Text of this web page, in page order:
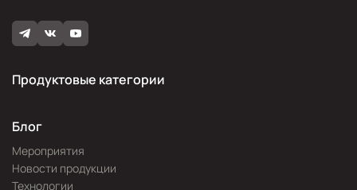
Продуктовые категории
Блог
Мероприятия
Новости продукции
Технологии